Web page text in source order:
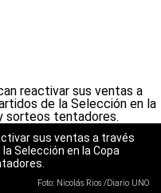
sus ventas a través
Selección en la Copa
Foto: Nicolás Rios /Diario UNO